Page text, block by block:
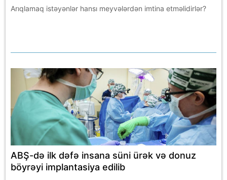
Arıqlamaq istəyənlər hansı meyvələrdən imtina etməlidirlər?
ABŞ-də ilk dəfə insana süni ürək və donuz
böyrəyi implantasiya edilib